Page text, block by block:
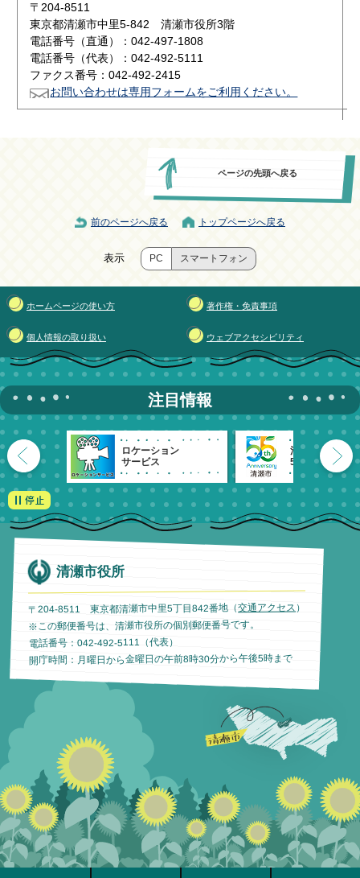
〒204-8511
東京都清瀬市中里5-842 清瀬市役所3階
電話番号（直通）：042-497-1808
電話番号（代表）：042-492-5111
ファクス番号：042-492-2415
お問い合わせは専用フォームをご利用ください。
ページの先頭へ戻る
前のページへ戻る トップページへ戻る
表示 PC スマートフォン
ホームページの使い方 著作権・免責事項
個人情報の取り扱い ウェブアクセシビリティ
注目情報
ロケーション
サービス
清瀬市
55周年記念
清瀬市役所
〒204-8511 東京都清瀬市中里5丁目842番地（交通アクセス ）
※この郵便番号は、清瀬市役所の個別郵便番号です。
電話番号：042-492-5111（代表）
開庁時間：月曜日から金曜日の午前8時30分から午後5時まで